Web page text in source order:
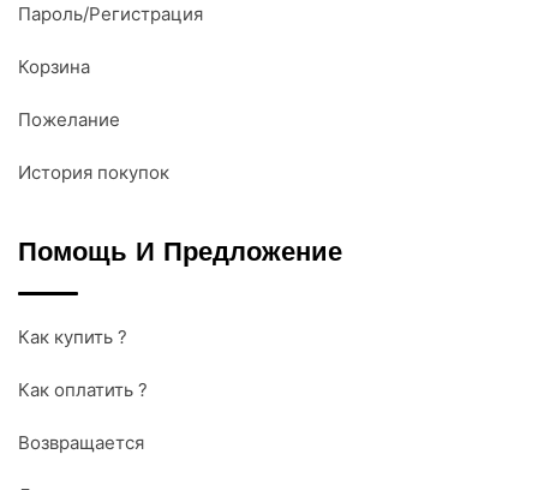
Пароль/Регистрация
Корзина
Пожелание
История покупок
Помощь И Предложение
Как купить ?
Как оплатить ?
Возвращается